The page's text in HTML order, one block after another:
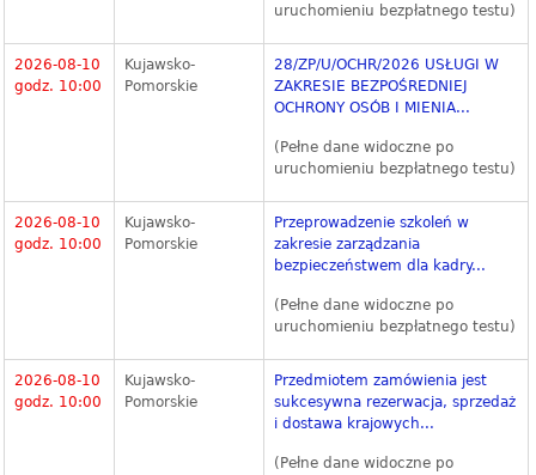
uruchomieniu bezpłatnego testu)
2026-08-10
godz. 10:00
Kujawsko-
Pomorskie
28/ZP/U/OCHR/2026 USŁUGI W
ZAKRESIE BEZPOŚREDNIEJ
OCHRONY OSÓB I MIENIA...
(Pełne dane widoczne po
uruchomieniu bezpłatnego testu)
2026-08-10
godz. 10:00
Kujawsko-
Pomorskie
Przeprowadzenie szkoleń w
zakresie zarządzania
bezpieczeństwem dla kadry...
(Pełne dane widoczne po
uruchomieniu bezpłatnego testu)
2026-08-10
godz. 10:00
Kujawsko-
Pomorskie
Przedmiotem zamówienia jest
sukcesywna rezerwacja, sprzedaż
i dostawa krajowych...
(Pełne dane widoczne po